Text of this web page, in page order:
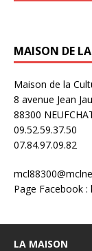
MAISON DE
Maison de la
8 avenue Jean
88300
09.52.59.37.50
07.84.97.09.82
Page Facebook
LA MAISON